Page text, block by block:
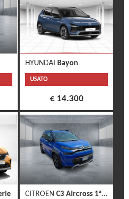
HYUNDAI Bayon
USATO
€ 14.300
CITROEN C3 Aircross 1ª s.